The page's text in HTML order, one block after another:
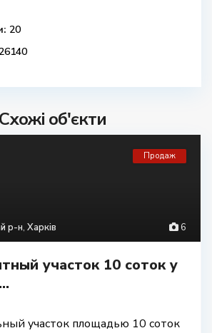
20
Схожі об'єкти
6
р-н, Харків
Продаж
участок 10 соток у
участок площадью 10 соток